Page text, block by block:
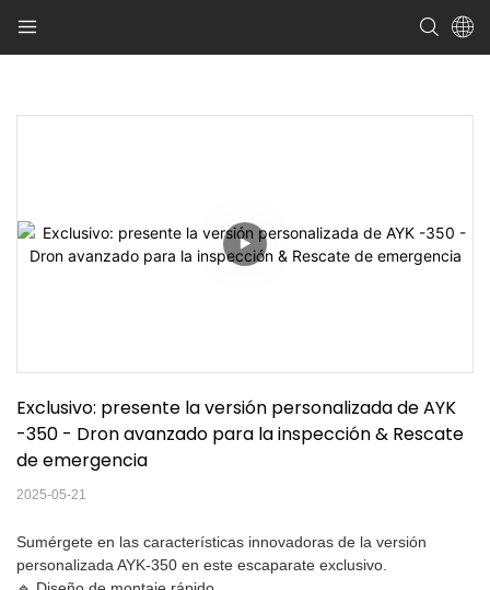
Exclusivo: presente la versión personalizada de AYK
-350 - Dron avanzado para la inspección & Rescate
de emergencia
2025-05-21
Sumérgete en las características innovadoras de la versión
personalizada AYK-350 en este escaparate exclusivo.